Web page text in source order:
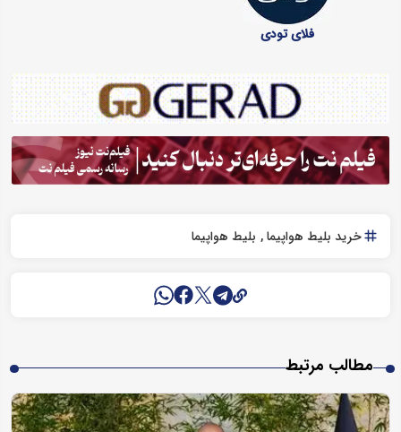
فلای تودی
خرید بلیط هواپیما بلیط هواپیما
مطالب مرتبط